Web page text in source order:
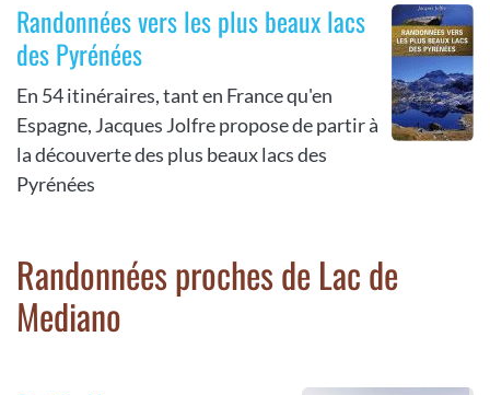
Randonnées vers les plus beaux lacs
des Pyrénées
En 54 itinéraires, tant en France qu'en
Espagne, Jacques Jolfre propose de partir à
la découverte des plus beaux lacs des
Pyrénées
Randonnées proches de Lac de
Mediano